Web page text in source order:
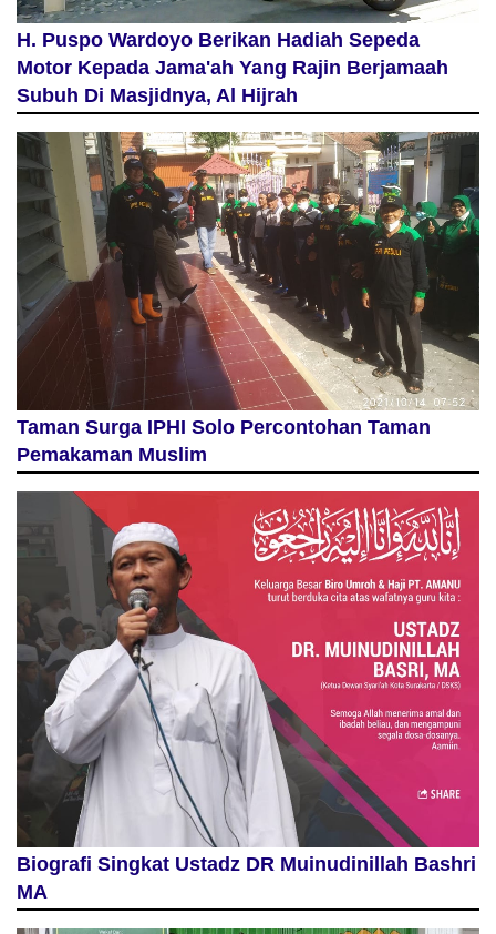
H. Puspo Wardoyo Berikan Hadiah Sepeda
Motor Kepada Jama'ah Yang Rajin Berjamaah
Subuh Di Masjidnya, Al Hijrah
Taman Surga IPHI Solo Percontohan Taman
Pemakaman Muslim
Biografi Singkat Ustadz DR Muinudinillah Bashri
MA